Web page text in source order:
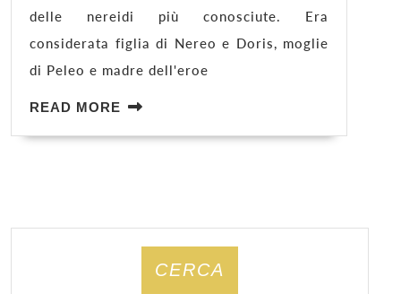
delle nereidi più conosciute. Era
considerata figlia di Nereo e Doris, moglie
di Peleo e madre dell'eroe
READ MORE READ
CERCA